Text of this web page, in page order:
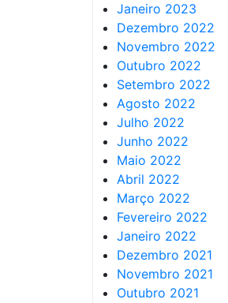
Janeiro 2023
Dezembro 2022
Novembro 2022
Outubro 2022
Setembro 2022
Agosto 2022
Julho 2022
Junho 2022
Maio 2022
Abril 2022
Março 2022
Fevereiro 2022
Janeiro 2022
Dezembro 2021
Novembro 2021
Outubro 2021